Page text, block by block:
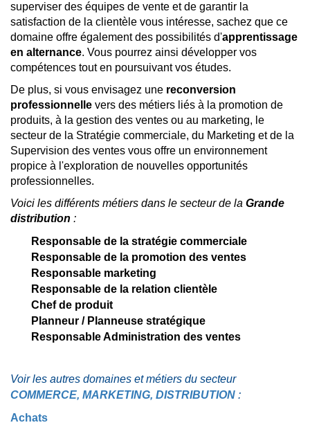
superviser des équipes de vente et de garantir la
satisfaction de la clientèle vous intéresse, sachez que ce
domaine offre également des possibilités d'apprentissage
en alternance. Vous pourrez ainsi développer vos
compétences tout en poursuivant vos études.
De plus, si vous envisagez une reconversion
professionnelle vers des métiers liés à la promotion de
produits, à la gestion des ventes ou au marketing, le
secteur de la Stratégie commerciale, du Marketing et de la
Supervision des ventes vous offre un environnement
propice à l'exploration de nouvelles opportunités
professionnelles.
Voici les différents métiers dans le secteur de la Grande
distribution :
Responsable de la stratégie commerciale
Responsable de la promotion des ventes
Responsable marketing
Responsable de la relation clientèle
Chef de produit
Planneur / Planneuse stratégique
Responsable Administration des ventes
Voir les autres domaines et métiers du secteur
COMMERCE, MARKETING, DISTRIBUTION :
Achats